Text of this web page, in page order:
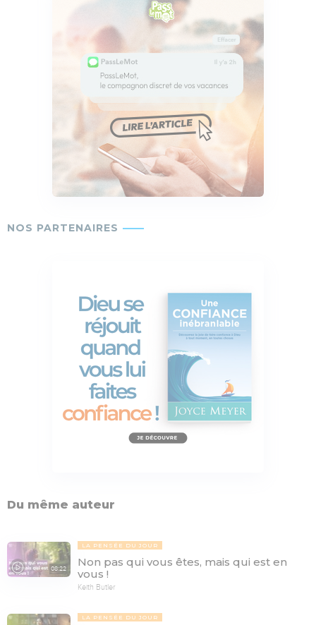
Du même auteur
08:22
LA PENSÉE DU JOUR
Non pas qui vous êtes, mais qui est en
vous !
Keith Butler
LA PENSÉE DU JOUR